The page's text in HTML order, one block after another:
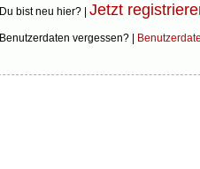
Du bist neu hier? | Jetzt
Benutzerdaten vergessen? |